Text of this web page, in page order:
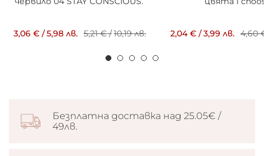
3,06 €/5,98 лв. 5,21 €/10,19 лв. 2,04 € /3,99 лв. 4,60
Безплатна доставка над 25.05€ /
49лв.